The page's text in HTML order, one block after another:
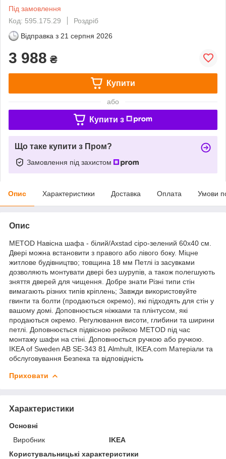
Під замовлення
Код: 595.175.29
Роздріб
Відправка з 21 серпня 2026
3 988 ₴
Купити
або
Купити з
Що таке купити з Пром?
Замовлення під захистом
Опис Характеристики Доставка Оплата Умови
Опис
METOD Навісна шафа - білий/Axstad сіро-зелений 60x40 см.
Двері можна встановити з правого або лівого боку. Міцне
житлове будівництво; товщина 18 мм Петлі із засувками
дозволяють монтувати двері без шурупів, а також полегшують
зняття дверей для чищення. Добре знати Різні типи стін
вимагають різних типів кріплень; Завжди використовуйте
гвинти та болти (продаються окремо), які підходять для стін у
вашому домі. Доповнюється ніжками та плінтусом, які
продаються окремо. Регулювання висоти, глибини та ширини
петлі. Доповнюється підвісною рейкою METOD під час
монтажу шафи на стіні. Доповнюється ручкою або ручкою.
IKEA of Sweden AB SE-343 81 Almhult, IKEA.com Матеріали та
обслуговування Безпека та відповідність
Приховати
Характеристики
Основні
Виробник
IKEA
Користувальницькі характеристики